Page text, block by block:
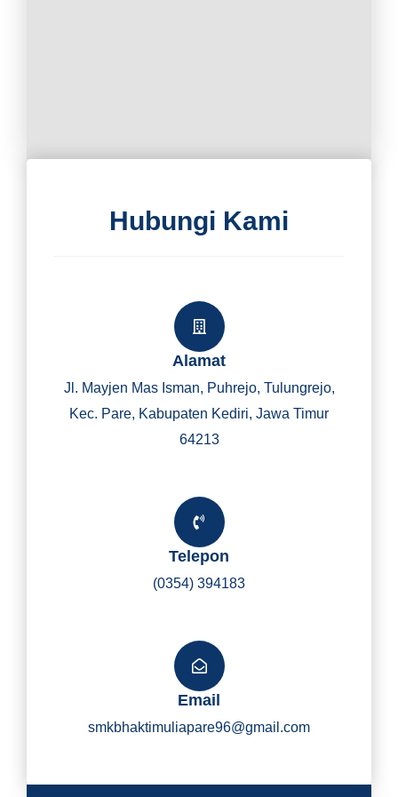
Y
I
Hubungi Kami
Alamat
Jl. Mayjen Mas Isman, Puhrejo, Tulungrejo,
Kec. Pare, Kabupaten Kediri, Jawa Timur
64213
Telepon
(0354) 394183
Email
smkbhaktimuliapare96@gmail.com